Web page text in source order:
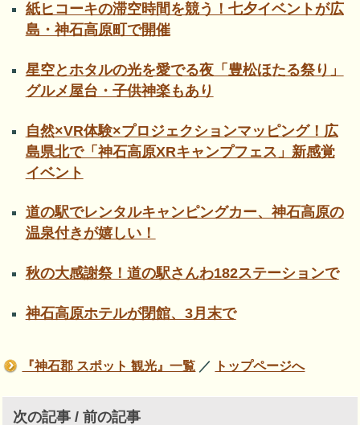
紙ヒコーキの滞空時間を競う！七夕イベントが広
島・神石高原町で開催
星空とホタルの光を愛でる夜「豊松ほたる祭り」
グルメ屋台・子供神楽もあり
自然×VR体験×プロジェクションマッピング！広
島県北で「神石高原XRキャンプフェス」新感覚
イベント
道の駅でレンタルキャンピングカー、神石高原の
温泉付きが嬉しい！
秋の大感謝祭！道の駅さんわ182ステーションで
神石高原ホテルが閉館、3月末で
『神石郡 スポット 観光』一覧 ／ トップページへ
次の記事 / 前の記事